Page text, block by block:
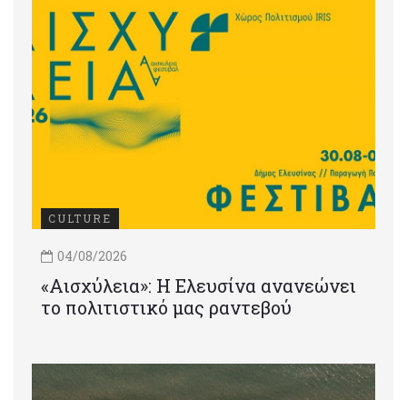
CULTURE
04/08/2026
«Αισχύλεια»: Η Ελευσίνα ανανεώνει
το πολιτιστικό μας ραντεβού